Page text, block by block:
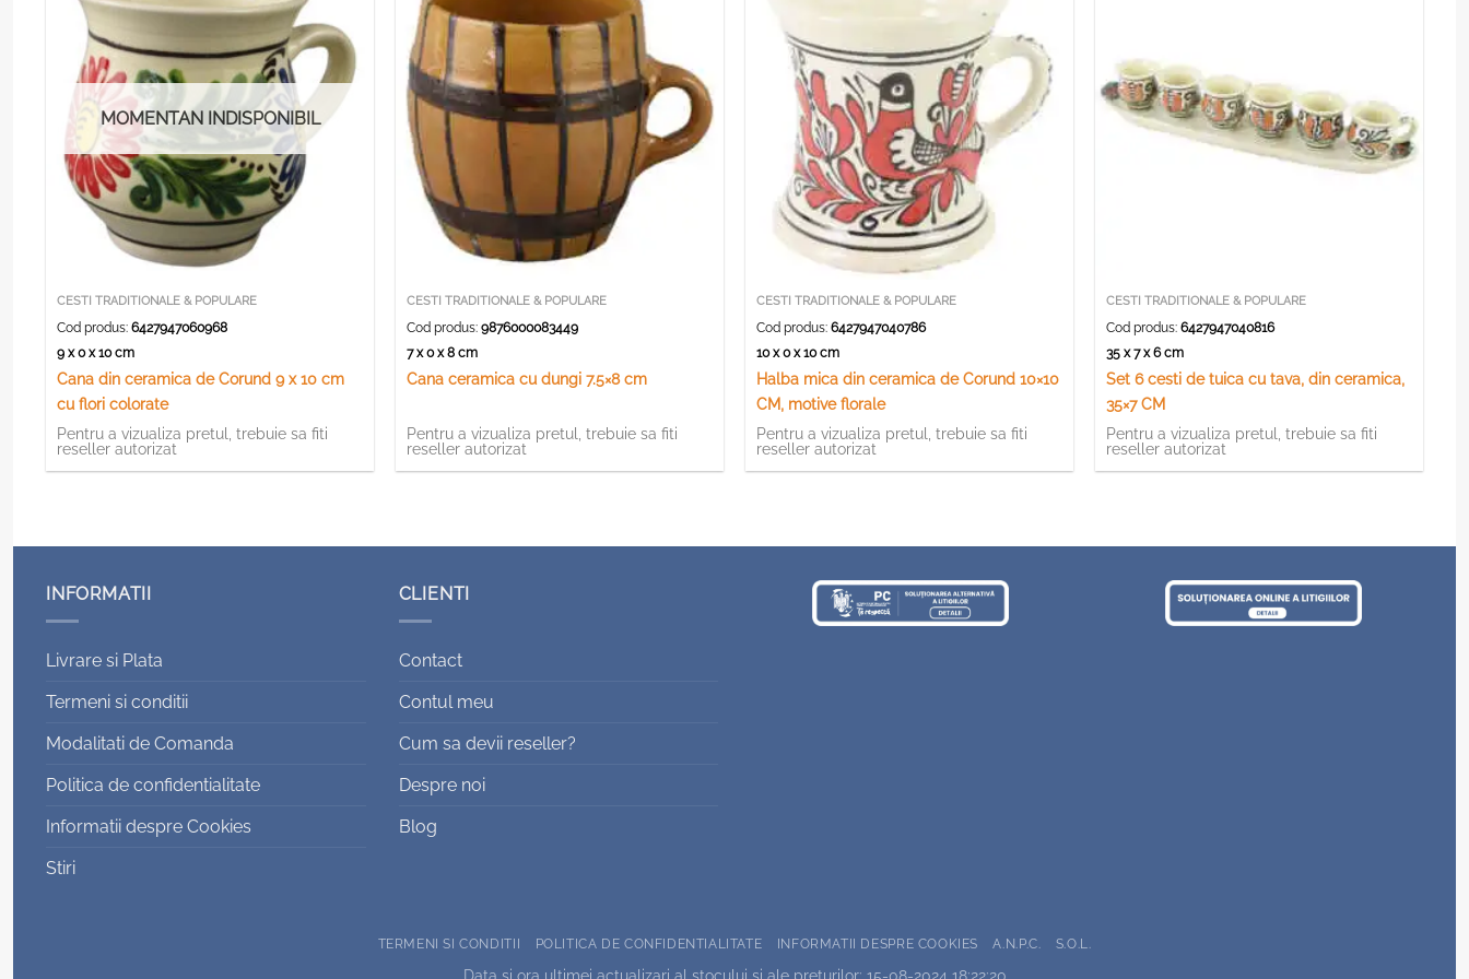
MOMENTAN INDISPONIBIL
CESTI TRADITIONALE & POPULARE
Cod produs:6427947060968
9 x 0 x 10 cm
Cana din ceramica de Corund 9 x 10 cm
cu flori colorate
Pentru a vizualiza pretul, trebuie sa fiti
reseller autorizat
CESTI TRADITIONALE & POPULARE
Cod produs:9876000083449
7 x 0 x 8 cm
Cana ceramica cu dungi 7.5×8 cm
Pentru a vizualiza pretul, trebuie sa fiti
reseller autorizat
CESTI TRADITIONALE & POPULARE
Cod produs:6427947040786
10 x 0 x 10 cm
Halba mica din ceramica de Corund 10×10
CM, motive florale
Pentru a vizualiza pretul, trebuie sa fiti
reseller autorizat
CESTI TRADITIONALE & POPULARE
Cod produs:6427947040816
35 x 7 x 6 cm
Set 6 cesti de tuica cu tava, din ceramica,
35×7 CM
Pentru a vizualiza pretul, trebuie sa fiti
reseller autorizat
INFORMATII
Livrare si Plata
Termeni si conditii
Modalitati de Comanda
Politica de confidentialitate
Informatii despre Cookies
Stiri
CLIENTI
Contact
Contul meu
Cum sa devii reseller?
Despre noi
Blog
TERMENI SI CONDITII POLITICA DE CONFIDENTIALITATE INFORMATII DESPRE COOKIES A.N.P.C. S.O.L.
Data si ora ultimei actualizari al stocului si ale preturilor: 15-08-2024 18:22:20